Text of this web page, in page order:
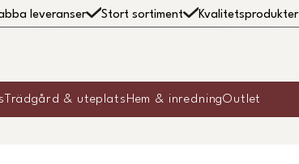
leveranser Stort sortiment Kvalitetsprodukter
Trädgård & uteplats Hem & inredningOutlet